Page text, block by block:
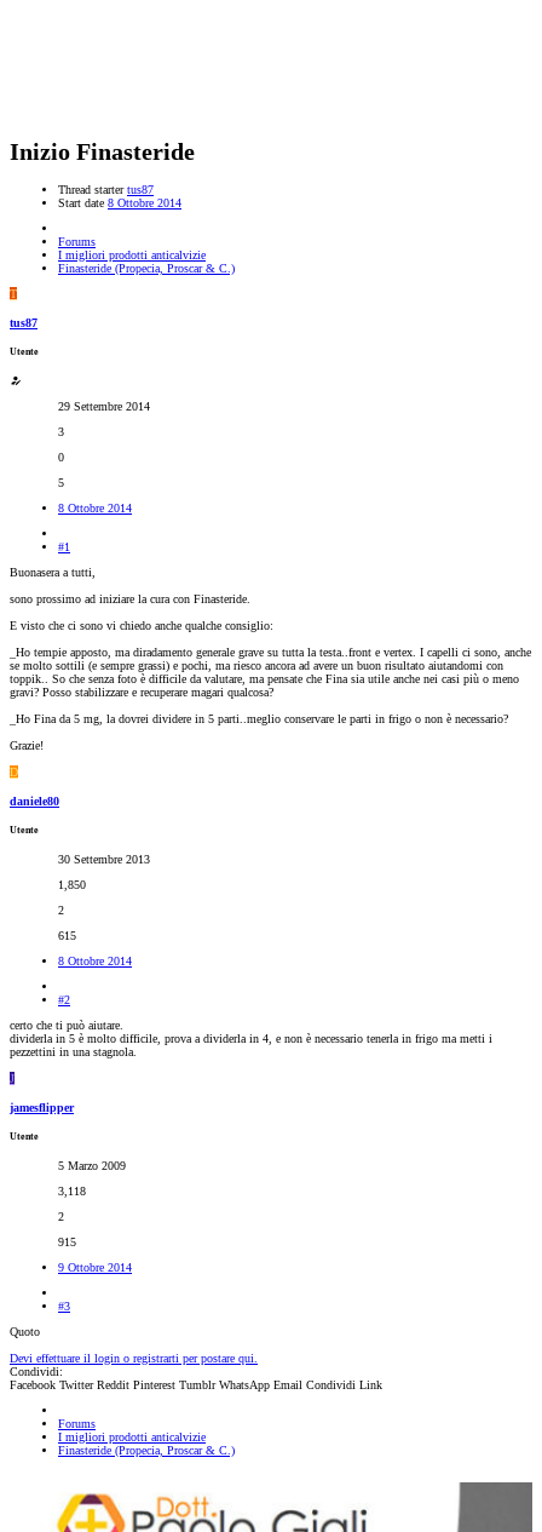
Inizio Finasteride
Thread starter tus87
Start date 8 Ottobre 2014
Forums
I migliori prodotti anticalvizie
Finasteride (Propecia, Proscar & C.)
T
tus87
Utente
29 Settembre 2014
3
0
5
8 Ottobre 2014
#1
Buonasera a tutti,
sono prossimo ad iniziare la cura con Finasteride.
E visto che ci sono vi chiedo anche qualche consiglio:
_Ho tempie apposto, ma diradamento generale grave su tutta la testa..front e vertex. I capelli ci sono, anche
se molto sottili (e sempre grassi) e pochi, ma riesco ancora ad avere un buon risultato aiutandomi con
toppik.. So che senza foto è difficile da valutare, ma pensate che Fina sia utile anche nei casi più o meno
gravi? Posso stabilizzare e recuperare magari qualcosa?
_Ho Fina da 5 mg, la dovrei dividere in 5 parti..meglio conservare le parti in frigo o non è necessario?
Grazie!
D
daniele80
Utente
30 Settembre 2013
1,850
2
615
8 Ottobre 2014
#2
certo che ti può aiutare.
dividerla in 5 è molto difficile, prova a dividerla in 4, e non è necessario tenerla in frigo ma metti i
pezzettini in una stagnola.
J
jamesflipper
Utente
5 Marzo 2009
3,118
2
915
9 Ottobre 2014
#3
Quoto
Devi effettuare il login o registrarti per postare qui.
Condividi:
Facebook Twitter Reddit Pinterest Tumblr WhatsApp Email Condividi Link
Forums
I migliori prodotti anticalvizie
Finasteride (Propecia, Proscar & C.)